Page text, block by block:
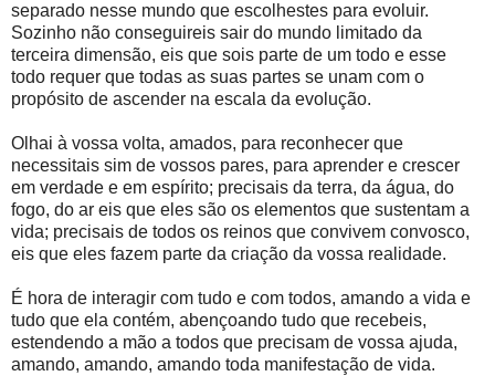
separado nesse mundo que escolhestes para evoluir.
Sozinho não conseguireis sair do mundo limitado da
terceira dimensão, eis que sois parte de um todo e esse
todo requer que todas as suas partes se unam com o
propósito de ascender na escala da evolução.
Olhai à vossa volta, amados, para reconhecer que
necessitais sim de vossos pares, para aprender e crescer
em verdade e em espírito; precisais da terra, da água, do
fogo, do ar eis que eles são os elementos que sustentam a
vida; precisais de todos os reinos que convivem convosco,
eis que eles fazem parte da criação da vossa realidade.
É hora de interagir com tudo e com todos, amando a vida e
tudo que ela contém, abençoando tudo que recebeis,
estendendo a mão a todos que precisam de vossa ajuda,
amando, amando, amando toda manifestação de vida.